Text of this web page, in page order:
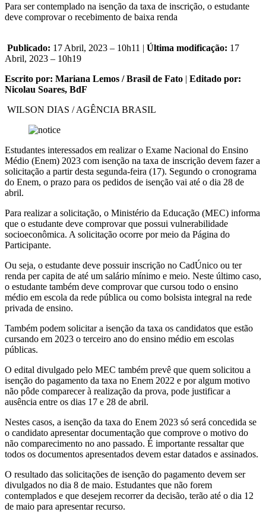
Para ser contemplado na isenção da taxa de inscrição, o estudante
deve comprovar o recebimento de baixa renda
Publicado: 17 Abril, 2023 – 10h11 | Última modificação: 17
Abril, 2023 – 10h19
Escrito por: Mariana Lemos / Brasil de Fato | Editado por:
Nicolau Soares, BdF
WILSON DIAS / AGÊNCIA BRASIL
Estudantes interessados em realizar o Exame Nacional do Ensino
Médio (Enem) 2023 com isenção na taxa de inscrição devem fazer a
solicitação a partir desta segunda-feira (17). Segundo o cronograma
do Enem, o prazo para os pedidos de isenção vai até o dia 28 de
abril.
Para realizar a solicitação, o Ministério da Educação (MEC) informa
que o estudante deve comprovar que possui vulnerabilidade
socioeconômica. A solicitação ocorre por meio da Página do
Participante.
Ou seja, o estudante deve possuir inscrição no CadÚnico ou ter
renda per capita de até um salário mínimo e meio. Neste último caso,
o estudante também deve comprovar que cursou todo o ensino
médio em escola da rede pública ou como bolsista integral na rede
privada de ensino.
Também podem solicitar a isenção da taxa os candidatos que estão
cursando em 2023 o terceiro ano do ensino médio em escolas
públicas.
O edital divulgado pelo MEC também prevê que quem solicitou a
isenção do pagamento da taxa no Enem 2022 e por algum motivo
não pôde comparecer à realização da prova, pode justificar a
ausência entre os dias 17 e 28 de abril.
Nestes casos, a isenção da taxa do Enem 2023 só será concedida se
o candidato apresentar documentação que comprove o motivo do
não comparecimento no ano passado. É importante ressaltar que
todos os documentos apresentados devem estar datados e assinados.
O resultado das solicitações de isenção do pagamento devem ser
divulgados no dia 8 de maio. Estudantes que não forem
contemplados e que desejem recorrer da decisão, terão até o dia 12
de maio para apresentar recurso.